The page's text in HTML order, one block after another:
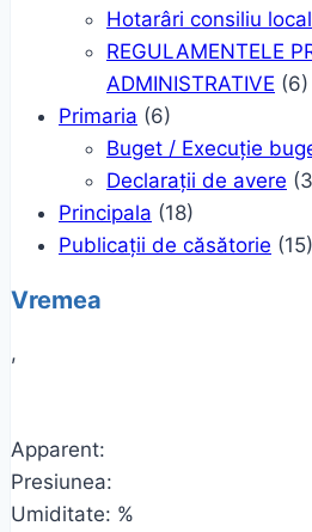
Hotarâri consiliu local
REGULAMENTELE
ADMINISTRATIVE (6)
Primaria (6)
Buget / Execuție
Declarații de avere
Principala (18)
Publicații de căsătorie (15)
Vremea
,
Apparent:
Presiunea:
Umiditate: %